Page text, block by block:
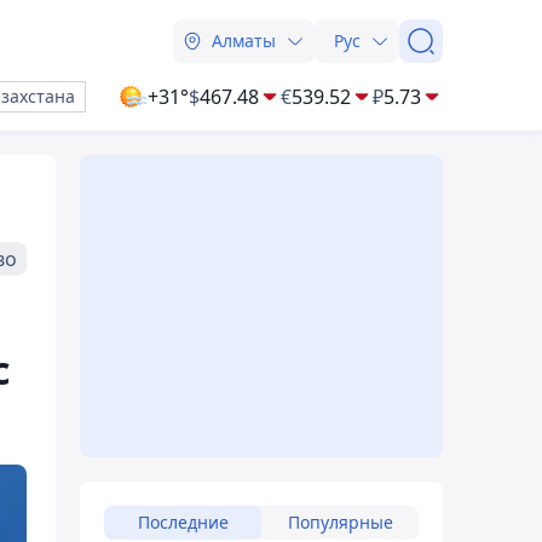
Алматы Рус
+31°$467.48 €539.52 ₽5.73
Последние Популярные